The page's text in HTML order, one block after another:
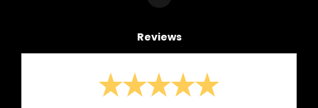
Reviews